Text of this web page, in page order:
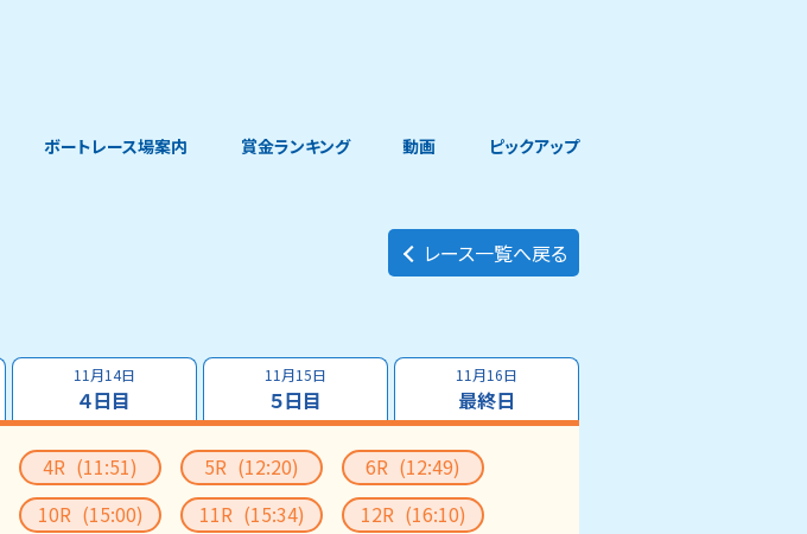
ボートレース場案内 賞金ランキング 動画 ピックアップ
レース一覧へ戻る
11月14日
４日目
11月15日
５日目
11月16日
最終日
4R (11:51) 5R (12:20) 6R (12:49)
10R (15:00) 11R (15:34) 12R (16:10)